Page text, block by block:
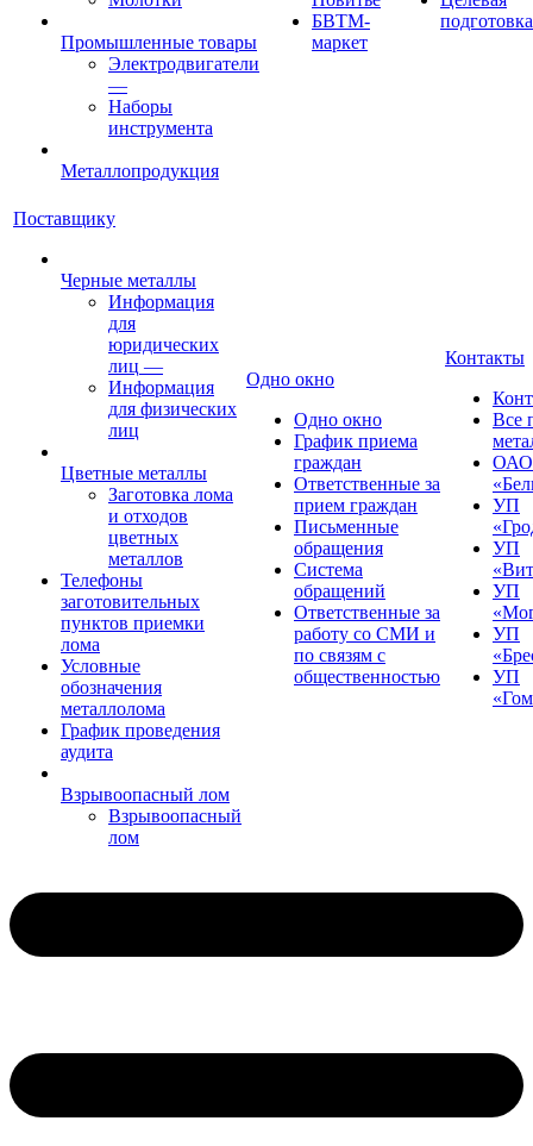
Промышленные товары
Электродвигатели
—
Наборы
инструмента
Металлопродукция
БВТМ-
маркет
подготовка
Поставщику
Черные металлы
Информация
для
юридических
лиц —
Информация
для физических
лиц
Цветные металлы
Заготовка лома
и отходов
цветных
металлов
Телефоны
заготовительных
пунктов приемки
лома
Условные
обозначения
металлолома
График проведения
аудита
Взрывоопасный лом
Взрывоопасный
лом
Одно окно
Одно окно
График приема
граждан
Ответственные за
прием граждан
Письменные
обращения
Система
обращений
Ответственные за
работу со СМИ и
по связям с
общественностью
Контакты
Все
ОАО
УП
УП
УП
УП
УП